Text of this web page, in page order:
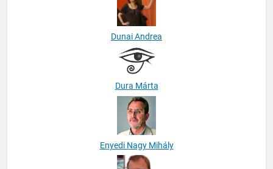
Dunai Andrea
Dura Márta
Enyedi Nagy Mihály